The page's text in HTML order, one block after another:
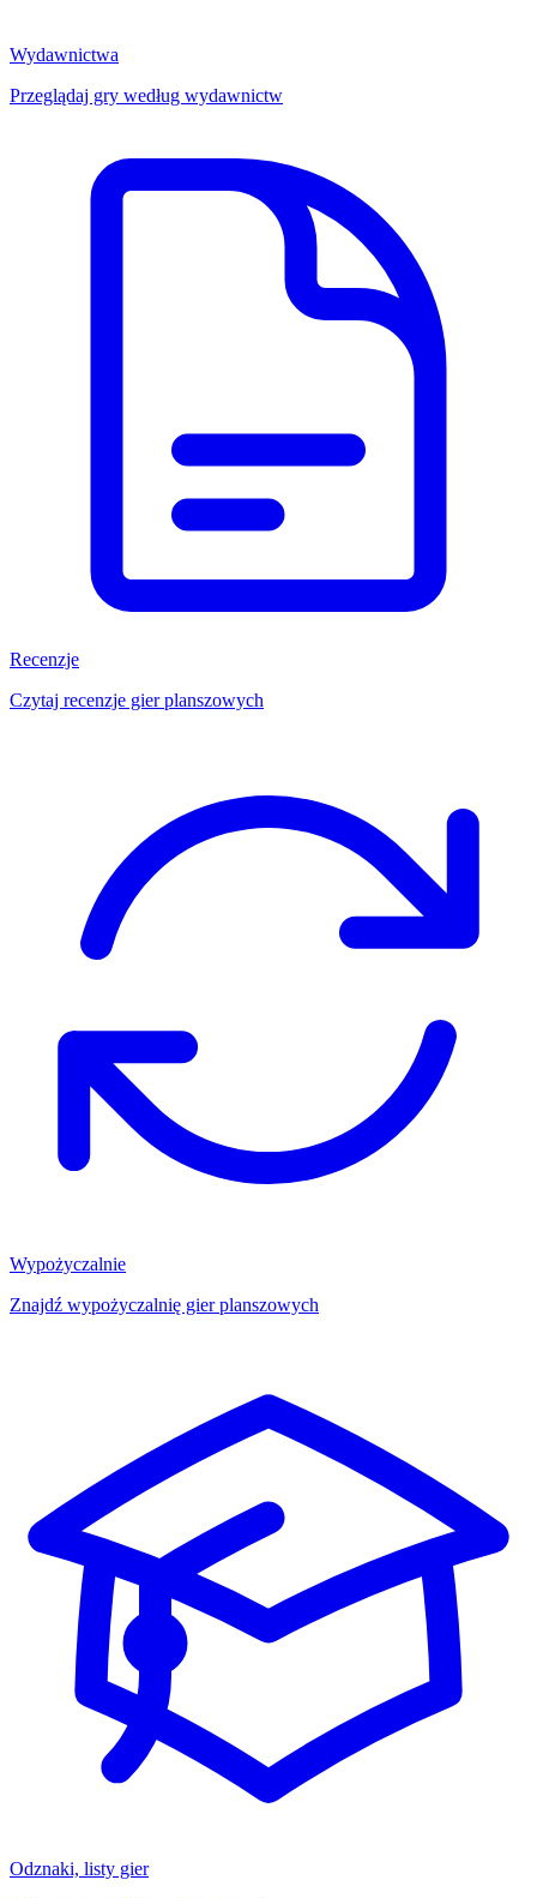
Wydawnictwa
Przeglądaj gry według wydawnictw
Recenzje
Czytaj recenzje gier planszowych
Wypożyczalnie
Znajdź wypożyczalnię gier planszowych
Odznaki, listy gier